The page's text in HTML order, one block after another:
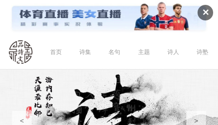
✕
首页 诗集 名句 主题 诗人 诗塾
< >